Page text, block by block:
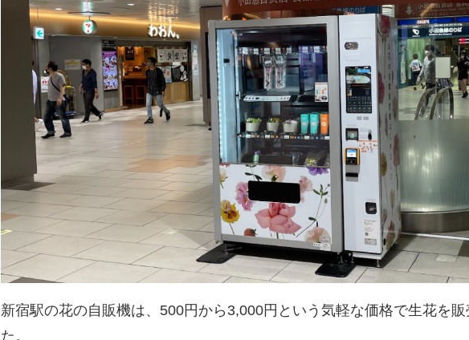
新宿駅の花の自販機は、500円から3,000円という気軽な価格で生花を販
た。